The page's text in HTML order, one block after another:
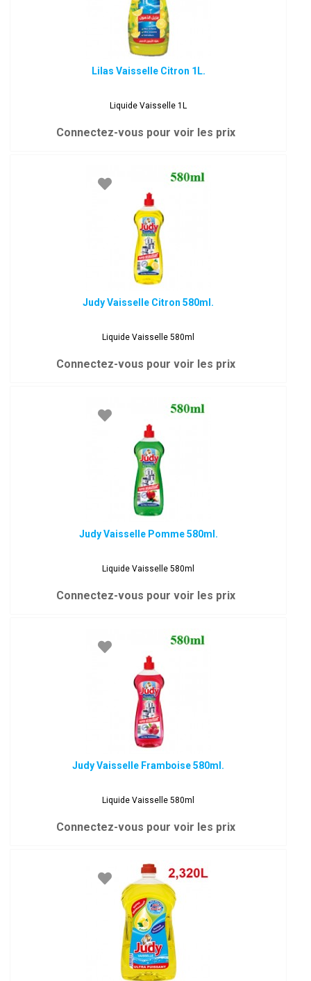
Lilas Vaisselle Citron 1L.
Liquide Vaisselle 1L
Connectez-vous pour voir les prix
Judy Vaisselle Citron 580ml.
Liquide Vaisselle 580ml
Connectez-vous pour voir les prix
Judy Vaisselle Pomme 580ml.
Liquide Vaisselle 580ml
Connectez-vous pour voir les prix
Judy Vaisselle Framboise 580ml.
Liquide Vaisselle 580ml
Connectez-vous pour voir les prix